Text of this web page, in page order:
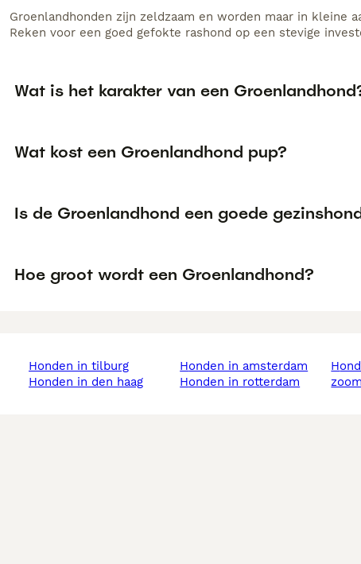
Groenlandhonden zijn zeldzaam en worden maar in kleine
Reken voor een goed gefokte rashond op een stevige
Wat is het karakter van een
Wat kost een Groenlandhond pup?
Is de Groenlandhond een goede
Hoe groot wordt een Groenlandhond?
honden in tilburg
honden in den haag
honden in amsterdam
honden in rotterdam
honden in bergen op
zoom